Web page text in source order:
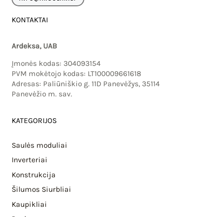
KONTAKTAI
Ardeksa, UAB
Įmonės kodas: 304093154
PVM mokėtojo kodas: LT100009661618
Adresas: Paliūniškio g. 11D Panevėžys, 35114
Panevėžio m. sav.
KATEGORIJOS
Saulės moduliai
Inverteriai
Konstrukcija
Šilumos Siurbliai
Kaupikliai